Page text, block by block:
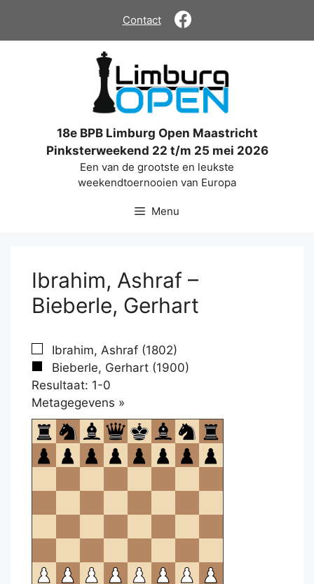
de
Contact
18e BPB Limburg Open Maastricht
Pinksterweekend 22 t/m 25 mei 2026
Een van de grootste en leukste
weekendtoernooien van Europa
Menu
Ibrahim, Ashraf –
Bieberle, Gerhart
Ibrahim, Ashraf (1802)
Bieberle, Gerhart (1900)
Resultaat: 1-0
Metagegevens »
om
te
openen.